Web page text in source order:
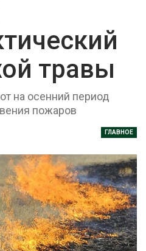
травы
на осенний период
пожаров
ГЛАВНОЕ